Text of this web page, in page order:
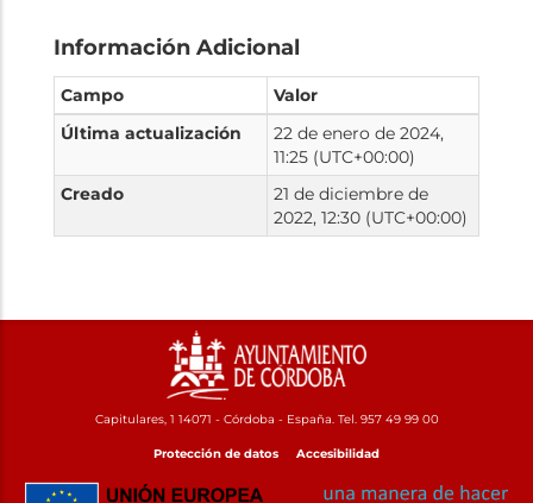
Información Adicional
Campo
Valor
Última actualización
22 de enero de 2024,
11:25 (UTC+00:00)
Creado
21 de diciembre de
2022, 12:30 (UTC+00:00)
Capitulares, 1 14071 - Córdoba - España. Tel. 957 49 99 00
Protección de datos Accesibilidad